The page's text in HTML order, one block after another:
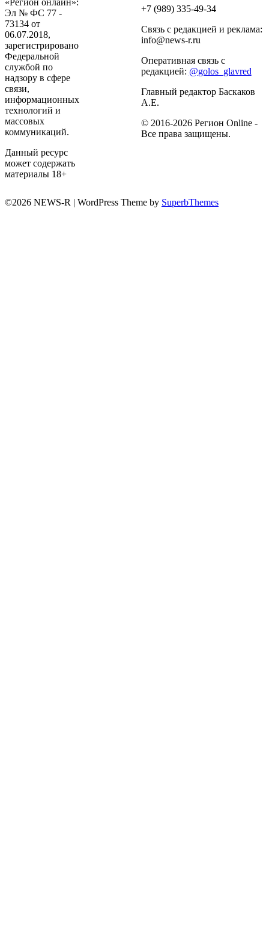
Эл № ФС 77 -
73134 от
06.07.2018,
зарегистрировано
Федеральной
службой по
надзору в сфере
связи,
информационных
технологий и
массовых
коммуникаций.
Данный ресурс
может содержать
материалы 18+
+7 (989) 335-49-34
Связь с редакцией и реклама:
info@news-r.ru
Оперативная связь с
редакцией: @golos_glavred
Главный редактор Баскаков
А.Е.
© 2016-2026 Регион Online -
Все права защищены.
©2026 NEWS-R | WordPress Theme by SuperbThemes